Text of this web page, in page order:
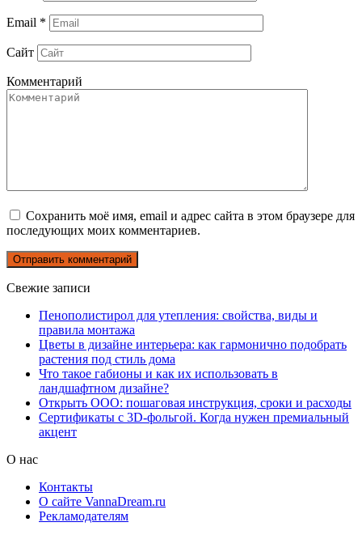
Email *
Сайт
Комментарий
Сохранить моё имя, email и адрес сайта в этом браузере для
последующих моих комментариев.
Свежие записи
Пенополистирол для утепления: свойства, виды и
правила монтажа
Цветы в дизайне интерьера: как гармонично подобрать
растения под стиль дома
Что такое габионы и как их использовать в
ландшафтном дизайне?
Открыть ООО: пошаговая инструкция, сроки и расходы
Сертификаты с 3D-фольгой. Когда нужен премиальный
акцент
О нас
Контакты
О сайте VannaDream.ru
Рекламодателям